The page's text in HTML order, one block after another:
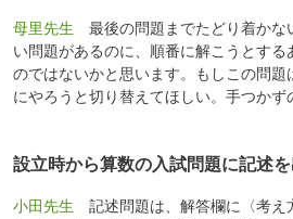
母里先生 最後の問題までたどり着かな
い問題があるのに、順番に解こうとす
のではないかと思います。もしこの問
にやろうと切り替えてほしい。手つかず
設立時から算数の入試問題に記述
小田先生 記述問題は、解答欄に〈考え